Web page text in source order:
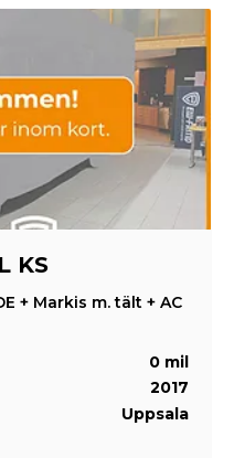
KS
+ Markis m. tält + AC
0 mil
2017
Uppsala